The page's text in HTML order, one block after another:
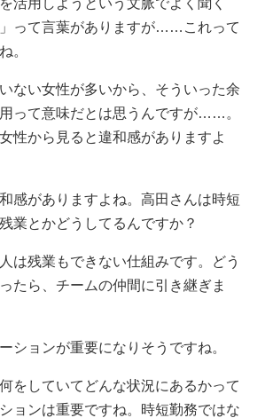
」って言葉がありますが……これって
。
ない女性が多いから、そういった余
って意味だとは思うんですが……。
性から見ると違和感がありますよ
感がありますよね。高田さんは時短
業とかどうしてるんですか？
は残業もできない仕組みです。どう
たら、チームの仲間に引き継ぎま
ションが重要になりそうですね。
をしていてどんな状況にあるかって
ョンは重要ですね。時短勤務ではな